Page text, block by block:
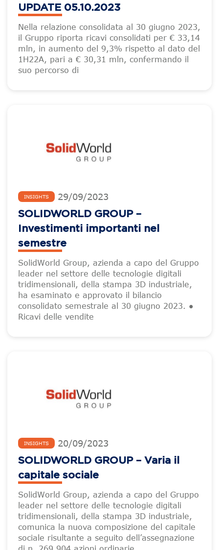
UPDATE 05.10.2023
Nella relazione consolidata al 30 giugno 2023,
il Gruppo riporta ricavi consolidati per € 33,14
mln, in aumento del 9,3% rispetto al dato del
1H22A, pari a € 30,31 mln, confermando il
suo percorso di
INSIGHTS 29/09/2023
SOLIDWORLD GROUP –
Investimenti importanti nel
semestre
SolidWorld Group, azienda a capo del Gruppo
leader nel settore delle tecnologie digitali
tridimensionali, della stampa 3D industriale,
ha esaminato e approvato il bilancio
consolidato semestrale al 30 giugno 2023. ●
Ricavi delle vendite
INSIGHTS 20/09/2023
SOLIDWORLD GROUP – Varia il
capitale sociale
SolidWorld Group, azienda a capo del Gruppo
leader nel settore delle tecnologie digitali
tridimensionali, della stampa 3D industriale,
comunica la nuova composizione del capitale
sociale risultante a seguito dell’assegnazione